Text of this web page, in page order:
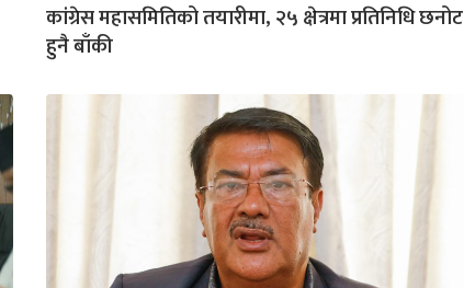
कांग्रेस महासमितिको तयारीमा, २५ क्षेत्रमा प्रतिनिधि छनोट
हुनै बाँकी